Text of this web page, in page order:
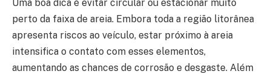
Uma boa dica é evitar circular ou estacionar muito
perto da faixa de areia. Embora toda a região litorânea
apresenta riscos ao veículo, estar próximo à areia
intensifica o contato com esses elementos,
aumentando as chances de corrosão e desgaste. Além